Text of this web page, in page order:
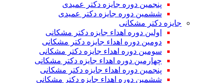
پنجمین دوره جایزه دکتر عمیدی
ششمین دوره جایزه دکتر عمیدی
جایزه دکتر مشکانی
اولین دوره اهداء جایزه دکتر مشکانی
دومین دوره اهداء جایزه دکتر مشکانی
سومین دوره اهداء جایزه دکتر مشکانی
چهارمین دوره اهداء جایزه دکتر مشکانی
پنجمین دوره اهداء جایزه دکتر مشکانی
ششمین دوره اهداء جایزه دکتر مشکانی